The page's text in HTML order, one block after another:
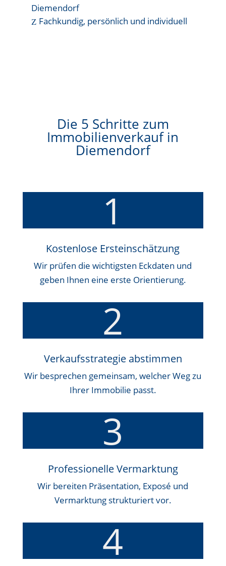
Diemendorf
Fachkundig, persönlich und individuell
Die 5 Schritte zum
Immobilienverkauf in
Diemendorf
1
Kostenlose Ersteinschätzung
Wir prüfen die wichtigsten Eckdaten und
geben Ihnen eine erste Orientierung.
2
Verkaufsstrategie abstimmen
Wir besprechen gemeinsam, welcher Weg zu
Ihrer Immobilie passt.
3
Professionelle Vermarktung
Wir bereiten Präsentation, Exposé und
Vermarktung strukturiert vor.
4